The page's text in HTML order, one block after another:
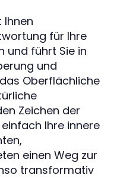
für Ihre
und führt Sie in
und
Oberflächliche
Zeichen der
Ihre innere
einen Weg zur
transformativ